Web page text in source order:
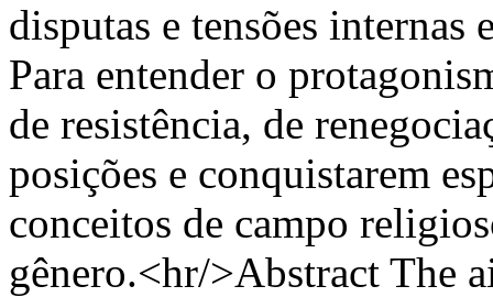
disputas e tensões internas
Para entender o
de resistência, de
posições e conquistarem
conceitos de campo
gênero.<hr/>Abstract The